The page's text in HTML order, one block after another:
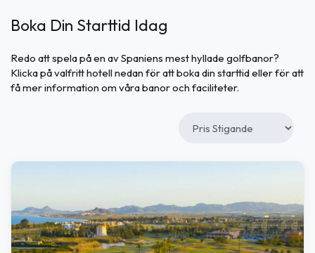
Boka Din Starttid Idag
Redo att spela på en av Spaniens mest hyllade golfbanor?
Klicka på valfritt hotell nedan för att boka din starttid eller för att
få mer information om våra banor och faciliteter.